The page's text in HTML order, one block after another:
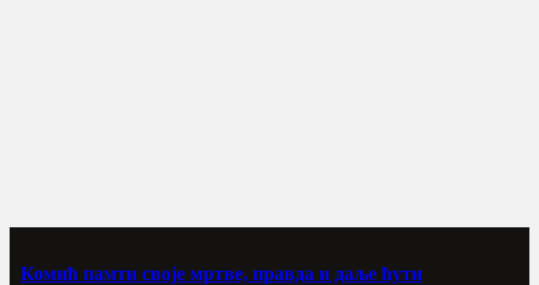
Комић памти своје мртве, правда и даље ћути